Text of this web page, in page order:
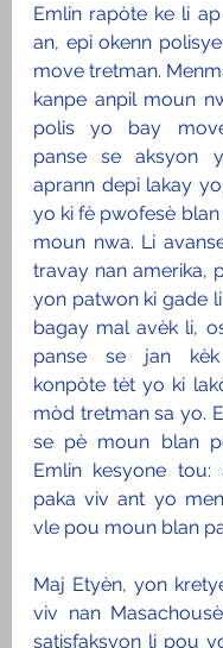
Emlin rapòte ke li
an, epi okenn
move tretman.
kanpe anpil moun
polis yo bay
panse se aksyon
aprann depi lakay
yo ki fè pwofesè
moun nwa. Li
travay nan amerika,
yon patwon ki gade
bagay mal avèk li,
panse se jan
konpòte tèt yo ki
mòd tretman sa yo.
se pè moun blan
Emlin kesyone
paka viv ant yo
vle pou moun blan
Maj Etyèn, yon
viv nan
satisfaksyon li pou